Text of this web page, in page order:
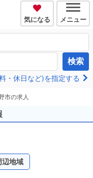
気になる メニュー
検索
・休日など)を指定する
市の求人
地域